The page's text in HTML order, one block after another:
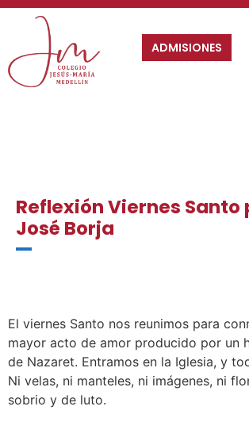
ADMISIONES
Reflexión Viernes Santo
José Borja
El viernes Santo nos reunimos para
mayor acto de amor producido por un
de Nazaret. Entramos en la Iglesia, y
Ni velas, ni manteles, ni imágenes, ni
sobrio y de luto.